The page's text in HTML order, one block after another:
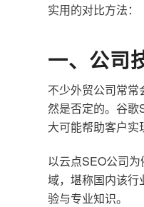
实用的对比方法：
一、公司
不少外贸公司常
然是否定的。谷歌
大可能帮助客户实
以云点SEO公司
域，堪称国内该行
验与专业知识。